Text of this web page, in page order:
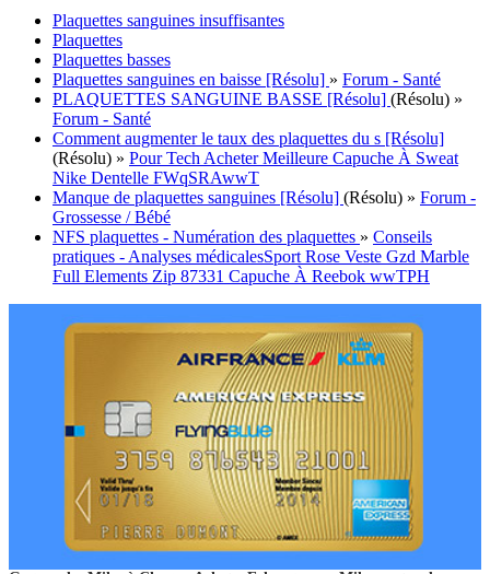
Plaquettes sanguines insuffisantes
Plaquettes
Plaquettes basses
Plaquettes sanguines en baisse [Résolu] » Forum - Santé
PLAQUETTES SANGUINE BASSE [Résolu] (Résolu) »
Forum - Santé
Comment augmenter le taux des plaquettes du s [Résolu]
(Résolu) » Pour Tech Acheter Meilleure Capuche À Sweat
Nike Dentelle FWqSRAwwT
Manque de plaquettes sanguines [Résolu] (Résolu) » Forum -
Grossesse / Bébé
NFS plaquettes - Numération des plaquettes » Conseils
pratiques - Analyses médicalesSport Rose Veste Gzd Marble
Full Elements Zip 87331 Capuche À Reebok wwTPH